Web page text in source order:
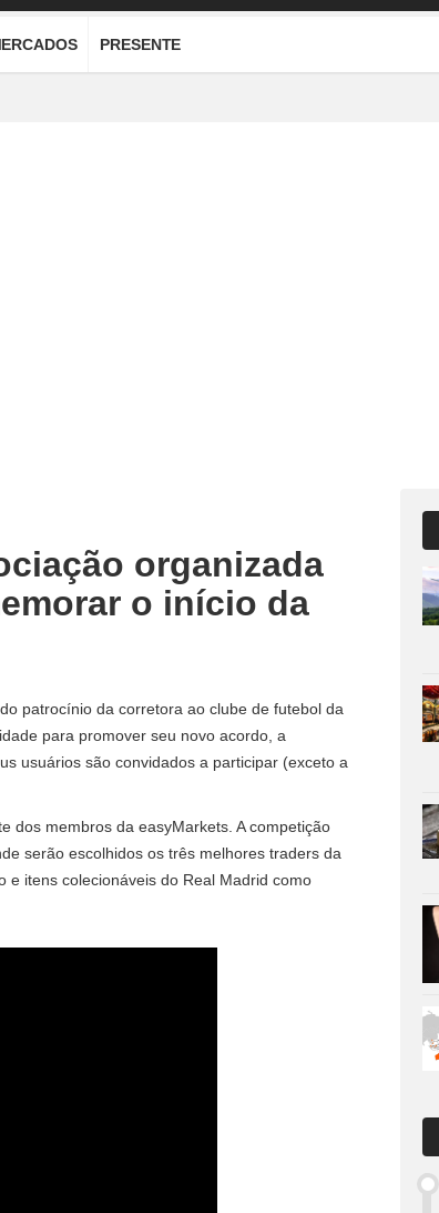
PRESENTE
organizada
o início da
patrocínio da corretora ao clube de futebol da
para promover seu novo acordo, a
usuários são convidados a participar (exceto a
dos membros da easyMarkets. A competição
serão escolhidos os três melhores traders da
itens colecionáveis ​​do Real Madrid como